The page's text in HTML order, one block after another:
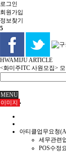
로그인
회원 가입
정보찾기
5
HWAMIJU ARTICLE
<화미주ITC 사원모집>
MENU
이미지
아티클업무요청
세무관련
POS수정